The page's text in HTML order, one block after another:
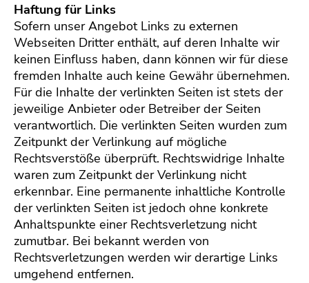
Haftung für Links
Sofern unser Angebot Links zu externen
Webseiten Dritter enthält, auf deren Inhalte wir
keinen Einfluss haben, dann können wir für diese
fremden Inhalte auch keine Gewähr übernehmen.
Für die Inhalte der verlinkten Seiten ist stets der
jeweilige Anbieter oder Betreiber der Seiten
verantwortlich. Die verlinkten Seiten wurden zum
Zeitpunkt der Verlinkung auf mögliche
Rechtsverstöße überprüft. Rechtswidrige Inhalte
waren zum Zeitpunkt der Verlinkung nicht
erkennbar. Eine permanente inhaltliche Kontrolle
der verlinkten Seiten ist jedoch ohne konkrete
Anhaltspunkte einer Rechtsverletzung nicht
zumutbar. Bei bekannt werden von
Rechtsverletzungen werden wir derartige Links
umgehend entfernen.